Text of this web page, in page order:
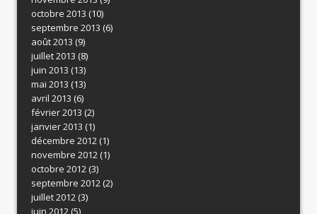
octobre 2013 (10)
septembre 2013 (6)
août 2013 (9)
juillet 2013 (8)
juin 2013 (13)
mai 2013 (13)
avril 2013 (6)
février 2013 (2)
janvier 2013 (1)
décembre 2012(1)
novembre 2012(1)
octobre 2012(3)
septembre 2012(2)
juillet 2012(3)
juin 2012(5)